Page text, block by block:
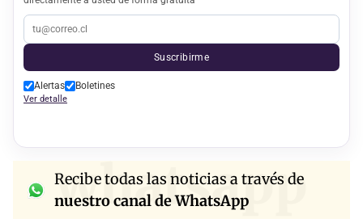
Suscribirme
Alertas Boletines
Ver detalle
whatsapp
Recibe todas las noticias a través de
nuestro canal de WhatsApp